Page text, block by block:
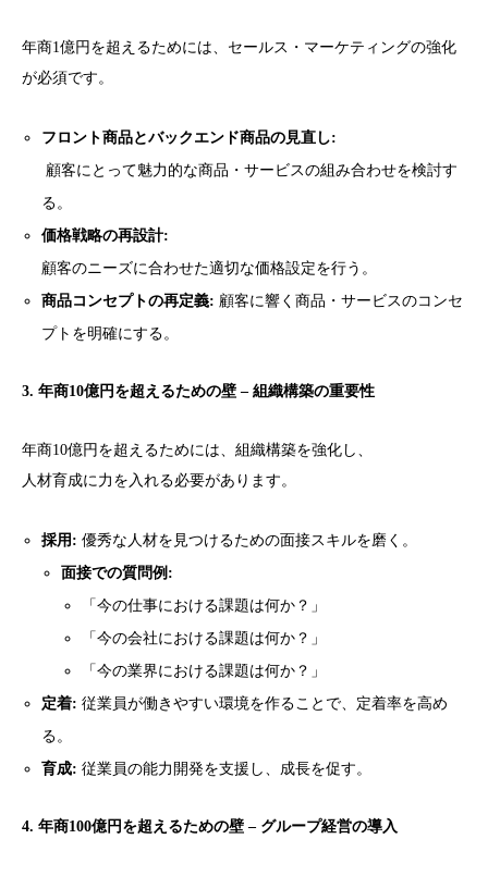
年商1億円を超えるためには、セールス・マーケティングの強化
が必須です。
フロント商品とバックエンド商品の見直し:
顧客にとって魅力的な商品・サービスの組み合わせを検討す
る。
価格戦略の再設計:
顧客のニーズに合わせた適切な価格設定を行う。
商品コンセプトの再定義: 顧客に響く商品・サービスのコンセ
プトを明確にする。
3. 年商10億円を超えるための壁 – 組織構築の重要性
年商10億円を超えるためには、組織構築を強化し、
人材育成に力を入れる必要があります。
採用: 優秀な人材を見つけるための面接スキルを磨く。
面接での質問例:
「今の仕事における課題は何か？」
「今の会社における課題は何か？」
「今の業界における課題は何か？」
定着: 従業員が働きやすい環境を作ることで、定着率を高め
る。
育成: 従業員の能力開発を支援し、成長を促す。
4. 年商100億円を超えるための壁 – グループ経営の導入